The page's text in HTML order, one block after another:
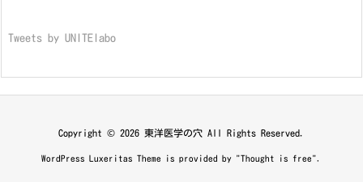
Tweets by UNITElabo
Copyright © 2026 東洋医学の穴 All Rights Reserved.
WordPress Luxeritas Theme is provided by "Thought is free".